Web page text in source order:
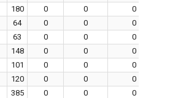
180 0 0
0
64 0 0
0
63 0 0
0
148 0 0
0
101 0 0
0
120 0 0
0
385 0 0
0